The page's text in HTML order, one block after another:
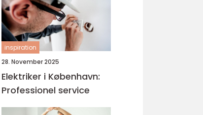
inspiration
28. November 2025
Elektriker i København:
Professionel service